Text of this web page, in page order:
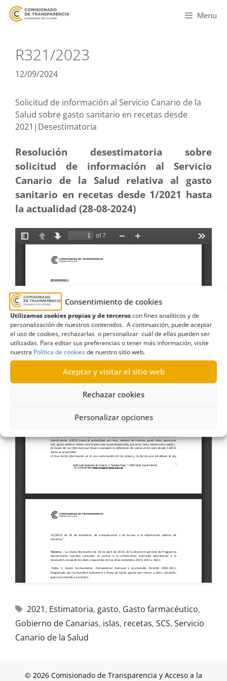
Consentimiento de cookies
Utilizamos cookies propias y de terceroscon fines analíticos y de
personalización de nuestros contenidos. A continuación, puede aceptar
el uso de cookies, rechazarlas o personalizar cuál de ellas pueden ser
utilizadas. Para editar sus preferencias o tener más información, visite
nuestra Política de cookiesde nuestro sitio web.
Aceptar y visitar el sitio web
Rechazar cookies
Personalizar opciones
Menu
R321/2023
12/09/2024
Solicitud de información al Servicio Canario de la
Salud sobre gasto sanitario en recetas desde
2021|Desestimatoria
Resolución desestimatoria sobre
solicitud de información al Servicio
Canario de la Salud relativa al gasto
sanitario en recetas desde 1/2021 hasta
la actualidad (28-08-2024)
2021, Estimatoria, gasto, Gasto farmacéutico,
Gobierno de Canarias, islas, recetas, SCS, Servicio
Canario de la Salud
© 2026 Comisionado de Transparencia y Acceso a la